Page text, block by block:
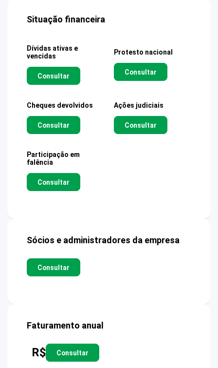
Situação financeira
Dívidas ativas e
vencidas
Consultar
Protesto nacional
Consultar
Cheques devolvidos
Consultar
Ações judiciais
Consultar
Participação em
falência
Consultar
Sócios e administradores da empresa
Consultar
Faturamento anual
R$ Consultar